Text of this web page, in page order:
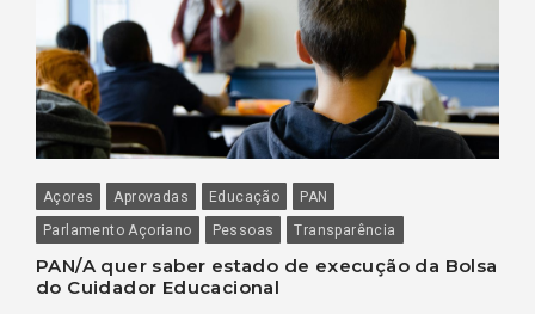
Açores Aprovadas Educação
PAN
Parlamento Açoriano
Pessoas Transparência
PAN/A quer saber estado de execução da Bolsa
do Cuidador Educacional